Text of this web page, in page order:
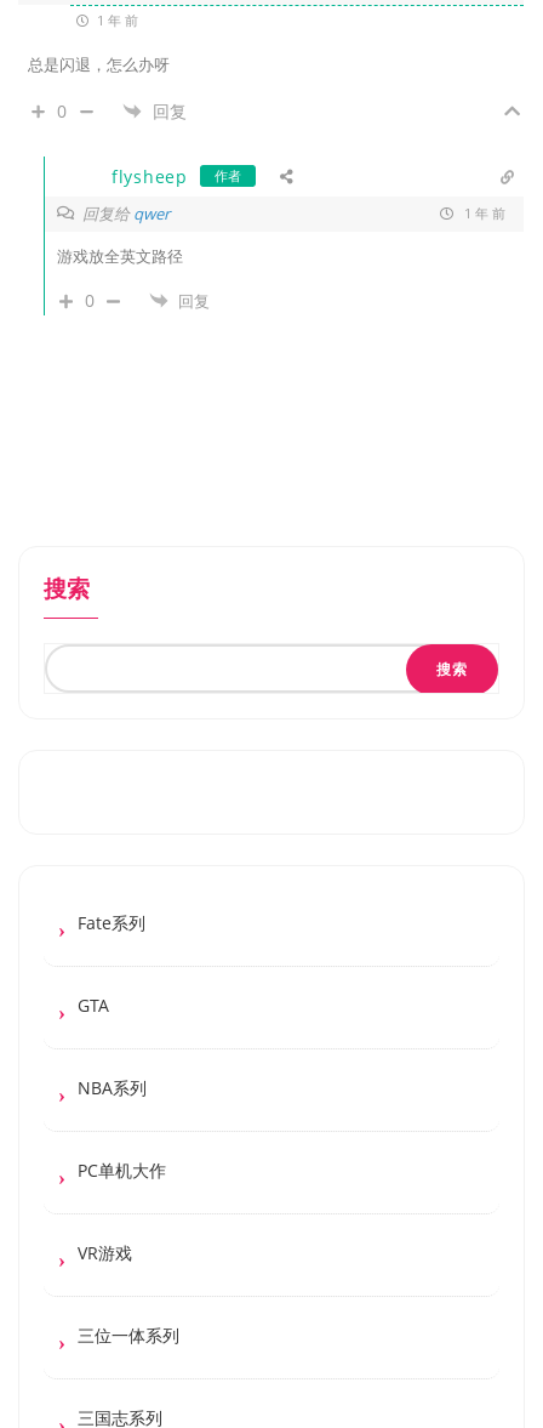
1 年 前
总是闪退，怎么办呀
0 回复
flysheep 作者
回复给qwer 1 年 前
游戏放全英文路径
0 回复
搜索
搜索
Fate系列
GTA
NBA系列
PC单机大作
VR游戏
三位一体系列
三国志系列